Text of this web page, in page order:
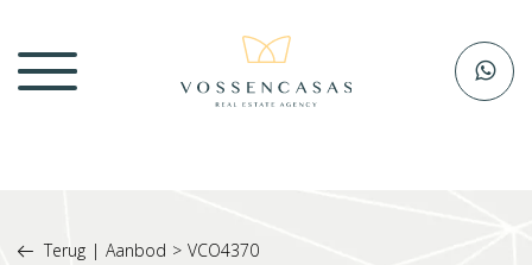
Terug | Aanbod > VCO4370